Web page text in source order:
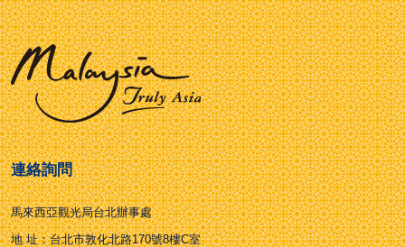
連絡詢問
馬來西亞觀光局台北辦事處
地 址：台北市敦化北路170號8樓C室